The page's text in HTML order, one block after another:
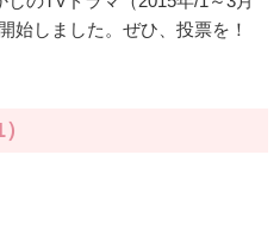
始しました。ぜひ、投票を！